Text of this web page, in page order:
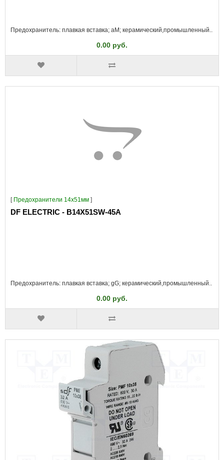
Предохранитель: плавкая вставка; aM; керамический,промышленный..
0.00 руб.
[ Предохранители 14x51мм ]
DF ELECTRIC - B14X51SW-45A
Предохранитель: плавкая вставка; gG; керамический,промышленный..
0.00 руб.